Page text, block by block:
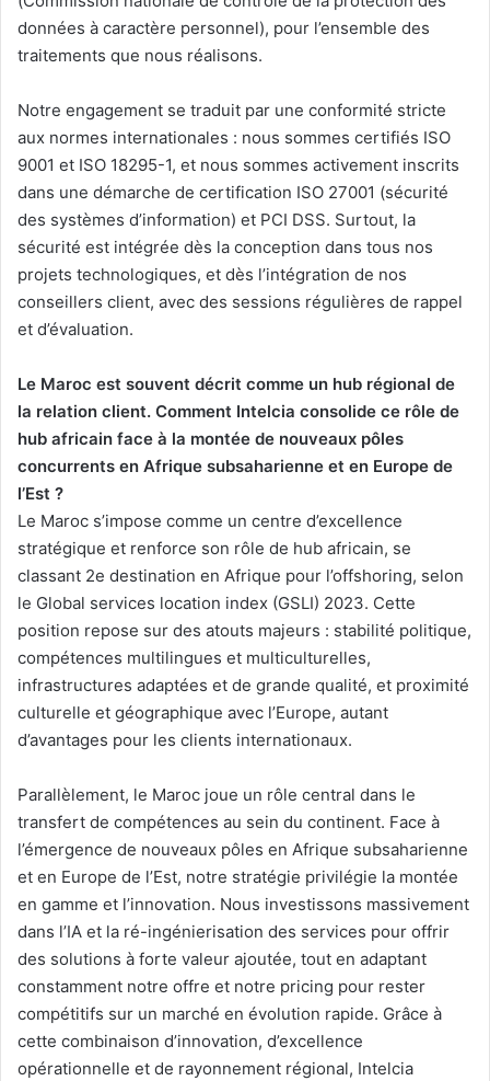
données à caractère personnel), pour l’ensemble des
traitements que nous réalisons.
Notre engagement se traduit par une conformité stricte
aux normes internationales : nous sommes certifiés ISO
9001 et ISO 18295-1, et nous sommes activement inscrits
dans une démarche de certification ISO 27001 (sécurité
des systèmes d’information) et PCI DSS. Surtout, la
sécurité est intégrée dès la conception dans tous nos
projets technologiques, et dès l’intégration de nos
conseillers client, avec des sessions régulières de rappel
et d’évaluation.
Le Maroc est souvent décrit comme un hub régional de
la relation client. Comment Intelcia consolide ce rôle de
hub africain face à la montée de nouveaux pôles
concurrents en Afrique subsaharienne et en Europe de
l’Est ?
Le Maroc s’impose comme un centre d’excellence
stratégique et renforce son rôle de hub africain, se
classant 2e destination en Afrique pour l’offshoring, selon
le Global services location index (GSLI) 2023. Cette
position repose sur des atouts majeurs : stabilité politique,
compétences multilingues et multiculturelles,
infrastructures adaptées et de grande qualité, et proximité
culturelle et géographique avec l’Europe, autant
d’avantages pour les clients internationaux.
Parallèlement, le Maroc joue un rôle central dans le
transfert de compétences au sein du continent. Face à
l’émergence de nouveaux pôles en Afrique subsaharienne
et en Europe de l’Est, notre stratégie privilégie la montée
en gamme et l’innovation. Nous investissons massivement
dans l’IA et la ré-ingénierisation des services pour offrir
des solutions à forte valeur ajoutée, tout en adaptant
constamment notre offre et notre pricing pour rester
compétitifs sur un marché en évolution rapide. Grâce à
cette combinaison d’innovation, d’excellence
opérationnelle et de rayonnement régional, Intelcia